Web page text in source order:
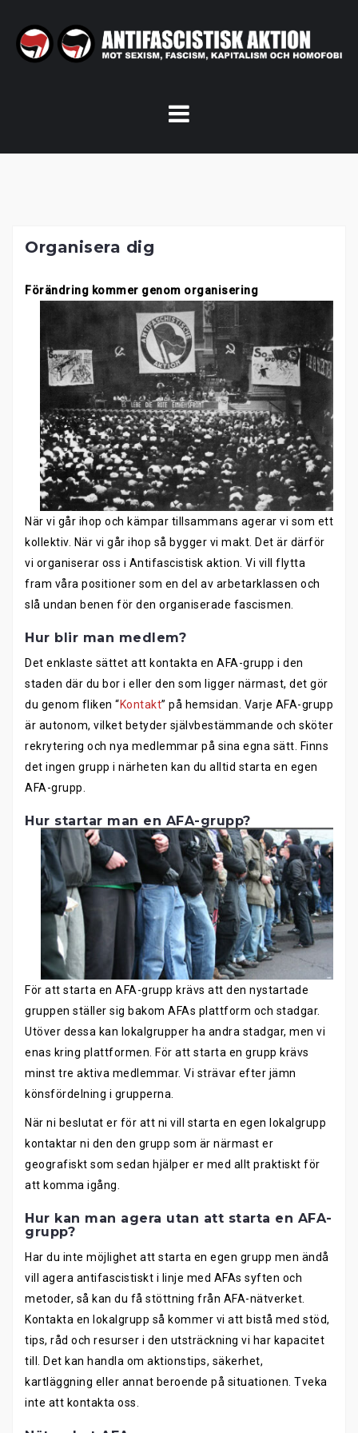
content
Organisera dig
Förändring kommer genom organisering
När vi går ihop och kämpar tillsammans agerar vi som ett
kollektiv. När vi går ihop så bygger vi makt. Det är därför
vi organiserar oss i Antifascistisk aktion. Vi vill flytta
fram våra positioner som en del av arbetarklassen och
slå undan benen för den organiserade fascismen.
Hur blir man medlem?
Det enklaste sättet att kontakta en AFA-grupp i den
staden där du bor i eller den som ligger närmast, det gör
du genom fliken “Kontakt” på hemsidan. Varje AFA-grupp
är autonom, vilket betyder självbestämmande och sköter
rekrytering och nya medlemmar på sina egna sätt. Finns
det ingen grupp i närheten kan du alltid starta en egen
AFA-grupp.
Hur startar man en AFA-grupp?
För att starta en AFA-grupp krävs att den nystartade
gruppen ställer sig bakom AFAs plattform och stadgar.
Utöver dessa kan lokalgrupper ha andra stadgar, men vi
enas kring plattformen. För att starta en grupp krävs
minst tre aktiva medlemmar. Vi strävar efter jämn
könsfördelning i grupperna.
När ni beslutat er för att ni vill starta en egen lokalgrupp
kontaktar ni den den grupp som är närmast er
geografiskt som sedan hjälper er med allt praktiskt för
att komma igång.
Hur kan man agera utan att starta en AFA-
grupp?
Har du inte möjlighet att starta en egen grupp men ändå
vill agera antifascistiskt i linje med AFAs syften och
metoder, så kan du få stöttning från AFA-nätverket.
Kontakta en lokalgrupp så kommer vi att bistå med stöd,
tips, råd och resurser i den utsträckning vi har kapacitet
till. Det kan handla om aktionstips, säkerhet,
kartläggning eller annat beroende på situationen. Tveka
inte att kontakta oss.